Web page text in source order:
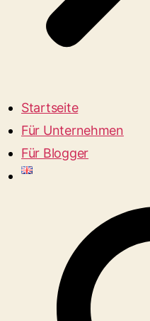
Startseite
Für Unternehmen
Für Blogger